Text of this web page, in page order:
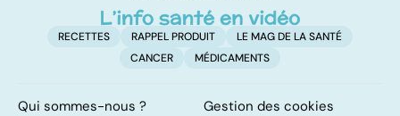
RECETTES RAPPEL PRODUIT
LE MAG DE LA SANTÉ
CANCER
MÉDICAMENTS
Qui sommes-nous ?
Gestion des cookies